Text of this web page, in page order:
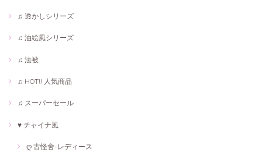
♫ 透かしシリーズ
♫ 油絵風シリーズ
♫ 法被
♫ HOT!! 人気商品
♫ スーパーセール
♥ チャイナ風
ღ 古怪舍-レディース